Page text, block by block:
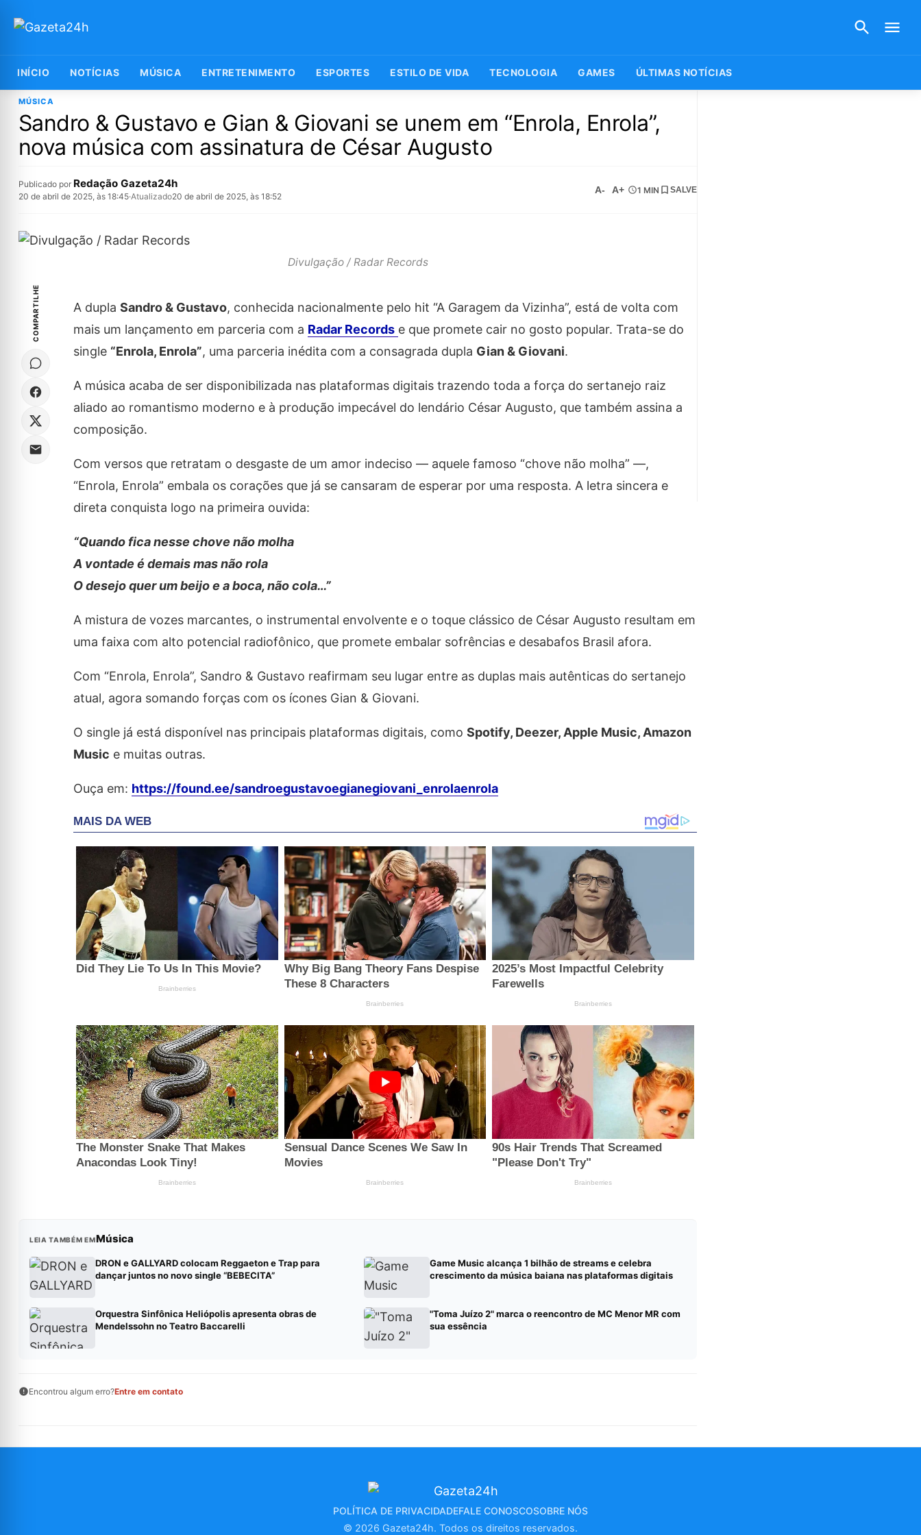
INÍCIO NOTÍCIAS MÚSICA ENTRETENIMENTO ESPORTES ESTILO DE VIDA TECNOLOGIA GAMES ÚLTIMAS NOTÍCIAS
MÚSICA
Sandro & Gustavo e Gian & Giovani se unem em “Enrola, Enrola”,
nova música com assinatura de César Augusto
Publicado por Redação Gazeta24h
20 de abril de 2025, às 18:45·Atualizado20 de abril de 2025, às 18:52
A- A+ 1 MIN SALVE
Divulgação / Radar Records
COMPARTILHE A dupla Sandro & Gustavo, conhecida nacionalmente pelo hit “A Garagem da Vizinha”, está de volta com
mais um lançamento em parceria com a Radar Records e que promete cair no gosto popular. Trata-se do
single “Enrola, Enrola”, uma parceria inédita com a consagrada dupla Gian & Giovani.
A música acaba de ser disponibilizada nas plataformas digitais trazendo toda a força do sertanejo raiz
aliado ao romantismo moderno e à produção impecável do lendário César Augusto, que também assina a
composição.
Com versos que retratam o desgaste de um amor indeciso — aquele famoso “chove não molha” —,
“Enrola, Enrola” embala os corações que já se cansaram de esperar por uma resposta. A letra sincera e
direta conquista logo na primeira ouvida:
“Quando fica nesse chove não molha
A vontade é demais mas não rola
O desejo quer um beijo e a boca, não cola…”
A mistura de vozes marcantes, o instrumental envolvente e o toque clássico de César Augusto resultam em
uma faixa com alto potencial radiofônico, que promete embalar sofrências e desabafos Brasil afora.
Com “Enrola, Enrola”, Sandro & Gustavo reafirmam seu lugar entre as duplas mais autênticas do sertanejo
atual, agora somando forças com os ícones Gian & Giovani.
O single já está disponível nas principais plataformas digitais, como Spotify, Deezer, Apple Music, Amazon
Music e muitas outras.
Ouça em: https://found.ee/sandroegustavoegianegiovani_enrolaenrola
LEIA TAMBÉM EMMúsica
DRON e GALLYARD colocam Reggaeton e Trap para
dançar juntos no novo single “BEBECITA”
Game Music alcança 1 bilhão de streams e celebra
crescimento da música baiana nas plataformas digitais
Orquestra Sinfônica Heliópolis apresenta obras de
Mendelssohn no Teatro Baccarelli
"Toma Juízo 2" marca o reencontro de MC Menor MR com
sua essência
Encontrou algum erro?Entre em contato
POLÍTICA DE PRIVACIDADEFALE CONOSCOSOBRE NÓS
© 2026 Gazeta24h. Todos os direitos reservados.